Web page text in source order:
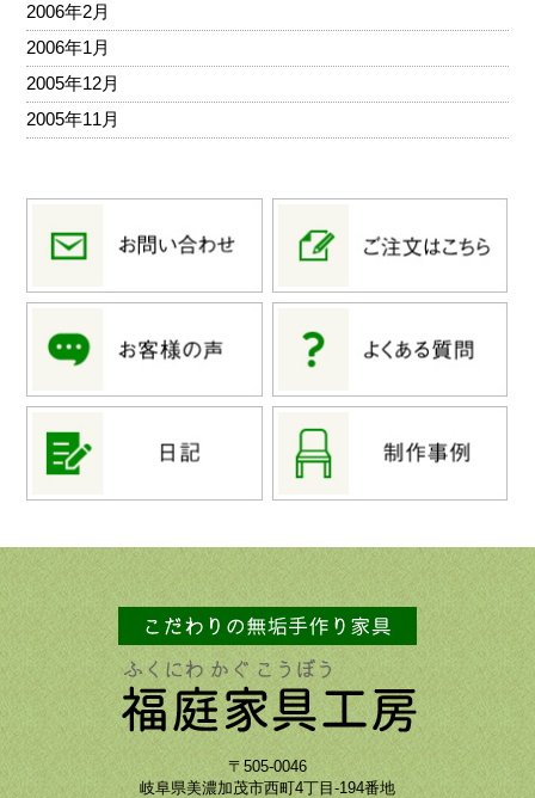
2006年2月
2006年1月
2005年12月
2005年11月
〒505-0046
岐阜県美濃加茂市西町4丁目-194番地